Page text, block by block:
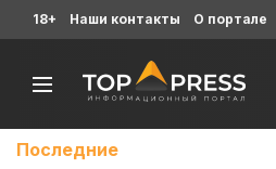
Последние
18+ Наши контакты О портале